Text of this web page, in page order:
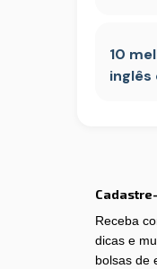
10
inglês
Receba
dicas e
bolsas de